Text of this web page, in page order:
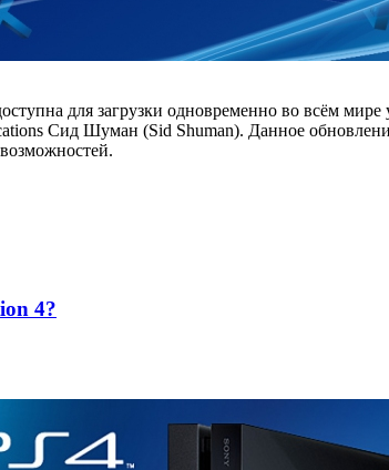
для загрузки одновременно во всём
Сид Шуман (Sid Shuman). Данное
4?